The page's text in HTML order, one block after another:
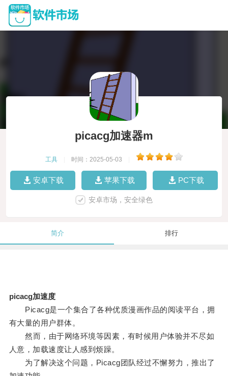
picacg加速器m
工具 时间：2025-05-03
安卓下载 苹果下载 PC下载
安卓市场，安全绿色
简介 排行
picacg加速度
Picacg是一个集合了各种优质漫画作品的阅读平台，拥
有大量的用户群体。
然而，由于网络环境等因素，有时候用户体验并不尽如
人意，加载速度让人感到烦躁。
为了解决这个问题，Picacg团队经过不懈努力，推出了